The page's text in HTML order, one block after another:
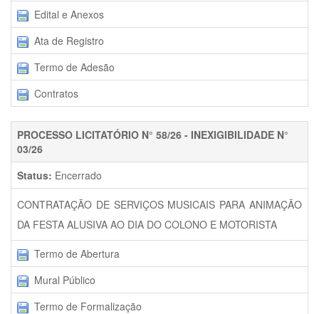
Edital e Anexos
Ata de Registro
Termo de Adesão
Contratos
PROCESSO LICITATÓRIO N° 58/26 - INEXIGIBILIDADE N°
03/26
Status: Encerrado
CONTRATAÇÃO DE SERVIÇOS MUSICAIS PARA ANIMAÇÃO
DA FESTA ALUSIVA AO DIA DO COLONO E MOTORISTA
Termo de Abertura
Mural Público
Termo de Formalização